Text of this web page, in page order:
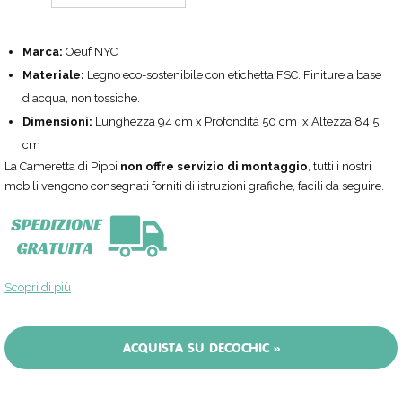
Marca: Oeuf NYC
Materiale: Legno eco-sostenibile con etichetta FSC. Finiture a base
d'acqua, non tossiche.
Dimensioni: Lunghezza 94 cm x Profondità 50 cm x Altezza 84,5
cm
La Cameretta di Pippi non offre servizio di montaggio, tutti i nostri
mobili vengono consegnati forniti di istruzioni grafiche, facili da seguire.
Scopri di più
ACQUISTA SU DECOCHIC »